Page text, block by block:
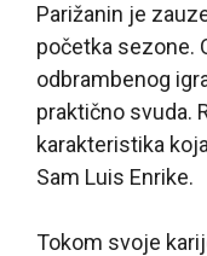
Parižanin je
početka sezone.
odbrambenog
praktično svuda.
karakteristika
Sam Luis Enrike.
Tokom svoje